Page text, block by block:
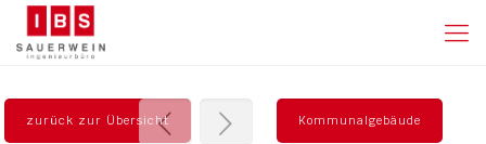
zurück zur Übersicht Kommunalgebäude